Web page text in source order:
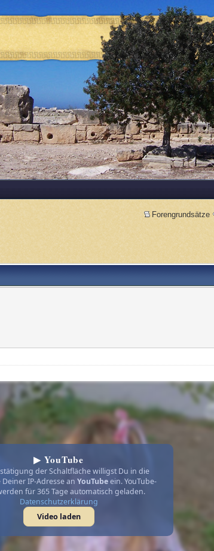
Forengrundsätze
▶ YouTube
der Schaltfläche willigst Du in die
IP-Adresse an YouTubeein. YouTube-
für 365 Tage automatisch geladen.
Datenschutzerklärung
Video laden